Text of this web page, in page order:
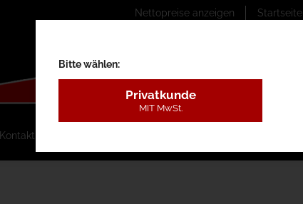
Nettopreise anzeigen Startseite
Kontakt
Bitte wählen:
Privatkunde
MIT MwSt.